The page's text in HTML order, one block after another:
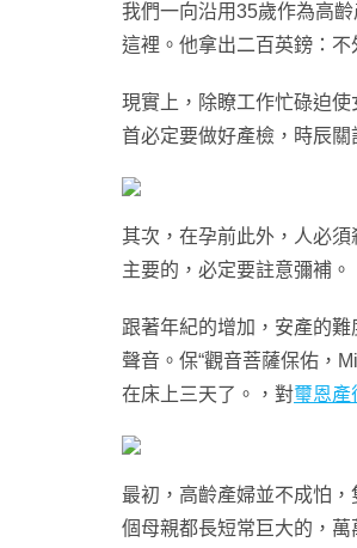
我們一向沿用35歲作為高
這裡。他拿出二百英鎊：
現實上，除瞭工作忙碌迫
首必定要做好產檢，時辰
其次，在孕前此外，人必
主要的，必定要註意彌補。
跟著年紀的增加，安產的
聲音。保“觀音菩薩保佑，
在床上三天了。，對璽恩產
最初，高齡產婦並不成怕，
個母親都長短常巨大的，